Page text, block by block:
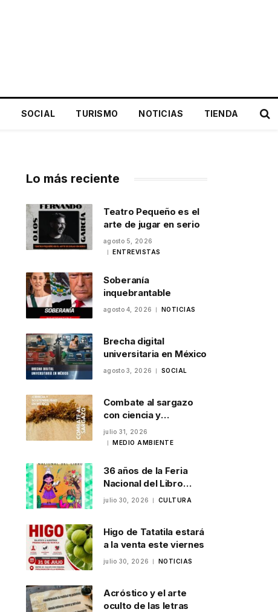
SOCIAL TURISMO NOTICIAS TIENDA
Lo más reciente
Teatro Pequeño es el
arte de jugar en serio
agosto 5, 2026
ENTREVISTAS
Soberanía
inquebrantable
agosto 4, 2026 NOTICIAS
Brecha digital
universitaria en México
agosto 3, 2026 SOCIAL
Combate al sargazo
con ciencia y
sostenibilidad en
México
julio 31, 2026
MEDIO AMBIENTE
36 años de la Feria
Nacional del Libro
Infantil y Juvenil en
julio 30, 2026 CULTURA
Higo de Tatatila estará
a la venta este viernes
julio 30, 2026 NOTICIAS
Acróstico y el arte
oculto de las letras